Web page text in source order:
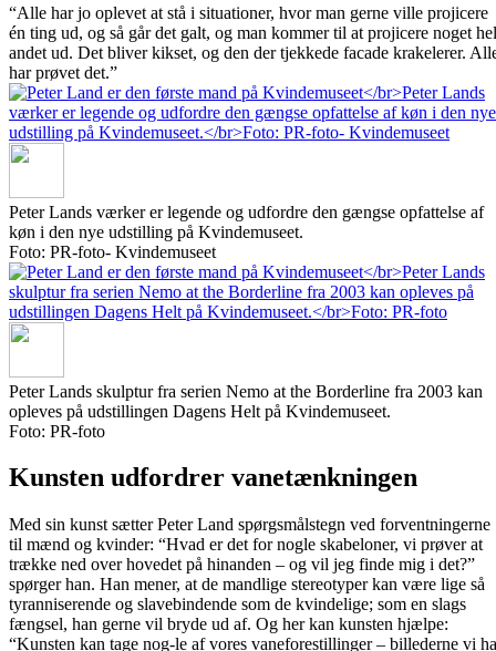
“Alle har jo oplevet at stå i situationer, hvor man gerne ville projicere
én ting ud, og så går det galt, og man kommer til at projicere noget
andet ud. Det bliver kikset, og den der tjekkede facade krakelerer.
har prøvet det.”
Peter Lands værker er legende og udfordre den gængse opfattelse af
køn i den nye udstilling på Kvindemuseet.
Foto: PR-foto- Kvindemuseet
Peter Lands skulptur fra serien Nemo at the Borderline fra 2003 kan
opleves på udstillingen Dagens Helt på Kvindemuseet.
Foto: PR-foto
Kunsten udfordrer vanetænkningen
Med sin kunst sætter Peter Land spørgsmålstegn ved forventningerne
til mænd og kvinder: “Hvad er det for nogle skabeloner, vi prøver at
trække ned over hovedet på hinanden – og vil jeg finde mig i det?”
spørger han. Han mener, at de mandlige stereotyper kan være lige så
tyranniserende og slavebindende som de kvindelige; som en slags
fængsel, han gerne vil bryde ud af. Og her kan kunsten hjælpe:
“Kunsten kan tage nog-le af vores vaneforestillinger – billederne vi